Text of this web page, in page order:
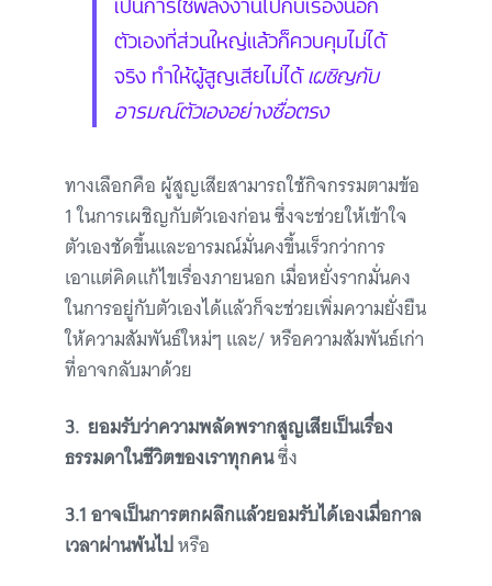
ตัวเองที่ส่วนใหญ่แล้วก็ควบคุมไม่ได้
จริง ทำให้ผู้สูญเสียไม่ได้เผชิญกับ
อารมณ์ตัวเองอย่างซื่อตรง
ทางเลือกคือ ผู้สูญเสียสามารถใช้กิจกรรมตามข้อ
1 ในการเผชิญกับตัวเองก่อน ซึ่งจะช่วยให้เข้าใจ
ตัวเองชัดขึ้นและอารมณ์มั่นคงขึ้นเร็วกว่าการ
เอาแต่คิดแก้ไขเรื่องภายนอก เมื่อหยั่งรากมั่นคง
ในการอยู่กับตัวเองได้แล้วก็จะช่วยเพิ่มความยั่งยืน
ให้ความสัมพันธ์ใหม่ๆ และ/ หรือความสัมพันธ์เก่า
ที่อาจกลับมาด้วย
3. ยอมรับว่าความพลัดพรากสูญเสียเป็นเรื่อง
ธรรมดาในชีวิตของเราทุกคนซึ่ง
3.1 อาจเป็นการตกผลึกแล้วยอมรับได้เองเมื่อกาล
เวลาผ่านพ้นไปหรือ